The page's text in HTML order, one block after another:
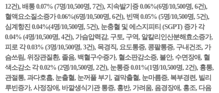
12건), 배통 0.07% (7명/10,500명, 7건), 지속발기증 0.06%(6명/10,500명, 6건),
혈액요소질소증가 0.06%(6명/10,500명, 6건), 빈맥 0.05% (5명/10,500명, 5건),
심계항진 0.04%(4명/10,500명, 5건), 눈충혈 및 에스지피티 (SGPT) 증가 각
0.04% (4명/10,500명, 4건), 가슴압력감, 구토, 구역, 알칼리인산분해효소증가,
피로 각 0.03% (3명/10,500명, 3건), 목경직, 요도통증, 콩팥통증, 구내건조, 가
슴쓰림, 위장관질환, 졸음, 백혈구수증가, 혈소판감소증, 불안, 수면장애, 혈
색소감소 각 0.02% (2명/10,500명, 2건), 눈통증 0.01%(1명/10,500명, 2건), 흉통,
관절통, 과다호흡, 눈출혈, 눈꺼풀 부기, 결막출혈, 눈마름증, 복부경련, 빌리
루빈증가, 사정장애, 바깥생식기관 통증, 홍반, 가려움, 음경장애, 홍조, 다음